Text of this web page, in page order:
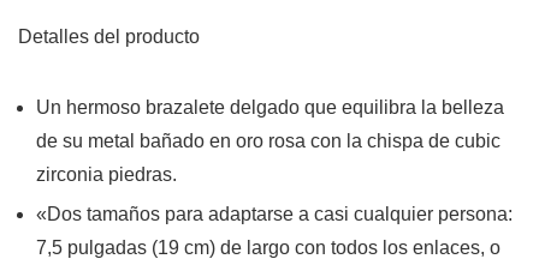
Detalles del producto
Un hermoso brazalete delgado que equilibra la belleza
de su metal bañado en oro rosa con la chispa de cubic
zirconia piedras.
«Dos tamaños para adaptarse a casi cualquier persona:
7,5 pulgadas (19 cm) de largo con todos los enlaces, o